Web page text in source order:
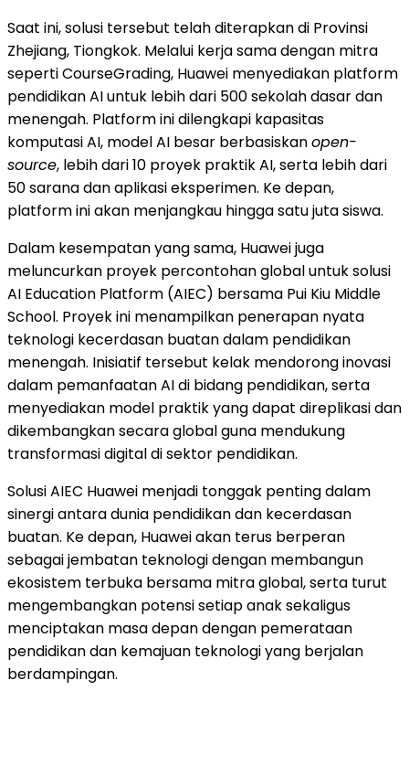
Saat ini, solusi tersebut telah diterapkan di Provinsi
Zhejiang, Tiongkok. Melalui kerja sama dengan mitra
seperti CourseGrading, Huawei menyediakan platform
pendidikan AI untuk lebih dari 500 sekolah dasar dan
menengah. Platform ini dilengkapi kapasitas
komputasi AI, model AI besar berbasiskanopen-
source, lebih dari 10 proyek praktik AI, serta lebih dari
50 sarana dan aplikasi eksperimen. Ke depan,
platform ini akan menjangkau hingga satu juta siswa.
Dalam kesempatan yang sama, Huawei juga
meluncurkan proyek percontohan global untuk solusi
AI Education Platform (AIEC) bersama Pui Kiu Middle
School. Proyek ini menampilkan penerapan nyata
teknologi kecerdasan buatan dalam pendidikan
menengah. Inisiatif tersebut kelak mendorong inovasi
dalam pemanfaatan AI di bidang pendidikan, serta
menyediakan model praktik yang dapat direplikasi dan
dikembangkan secara global guna mendukung
transformasi digital di sektor pendidikan.
Solusi AIEC Huawei menjadi tonggak penting dalam
sinergi antara dunia pendidikan dan kecerdasan
buatan. Ke depan, Huawei akan terus berperan
sebagai jembatan teknologi dengan membangun
ekosistem terbuka bersama mitra global, serta turut
mengembangkan potensi setiap anak sekaligus
menciptakan masa depan dengan pemerataan
pendidikan dan kemajuan teknologi yang berjalan
berdampingan.